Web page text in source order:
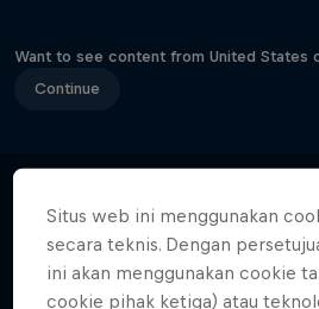
Want to see content from United States
Continue
Situs web ini menggunakan
secara teknis. Dengan
ini akan menggunakan cookie
cookie pihak ketiga) atau